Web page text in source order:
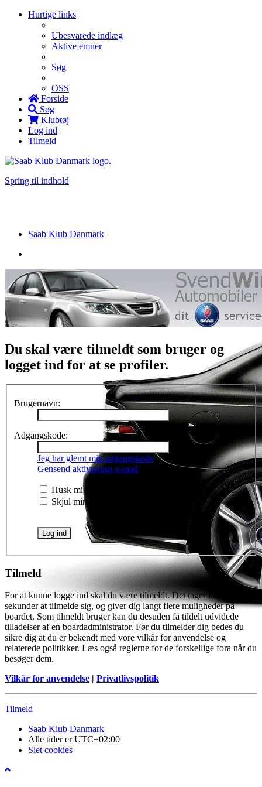
Hurtige links
Ubesvarede indlæg
Aktive emner
Søg
OSS
Forside
Søg
Klubtøj
Log ind
Tilmeld
Spring til indhold
Saab Klub Danmark
Du skal være tilmeldt som bruger og
logget ind for at se profiler.
Brugernavn:
Adgangskode:
Jeg har glemt min adgangskode
Gensend aktiverings e-mail
Husk mig
Skjul min onlinestatus ved dette besøg
Tilmeld
For at kunne logge ind skal du være tilmeldt. Det tager kun få
sekunder at tilmelde sig, og giver dig langt flere muligheder på
boardet. Som tilmeldt bruger kan du desuden få tildelt udvidede
tilladelser af en boardadministrator. Før du tilmelder dig bedes du
sikre dig at du er bekendt med vore vilkår for anvendelse og
relaterede politikker. Læs også reglerne for de forskellige fora når du
besøger dem.
Vilkår for anvendelse | Privatlivspolitik
Tilmeld
Saab Klub Danmark
Alle tider erUTC+02:00
Slet cookies